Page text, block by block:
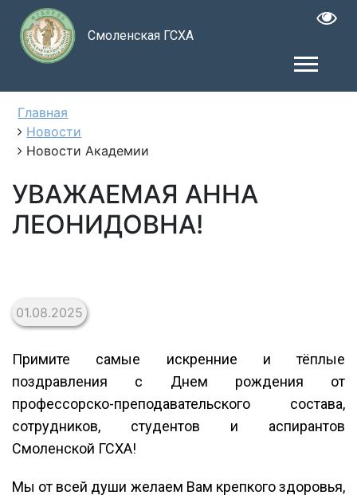
Смоленская ГСХА
Главная
Новости
Новости Академии
УВАЖАЕМАЯ АННА
ЛЕОНИДОВНА!
01.08.2025
Примите самые искренние и тёплые
поздравления с Днем рождения от
профессорско-преподавательского состава,
сотрудников, студентов и аспирантов
Смоленской ГСХА!
Мы от всей души желаем Вам крепкого здоровья,